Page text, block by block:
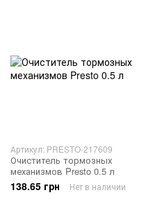
Артикул: PRESTO-217609
Очиститель тормозных
механизмов Presto 0.5 л
138.65 грн Нет в наличии